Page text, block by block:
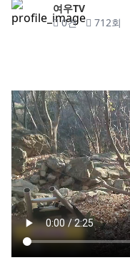
작성자
여우TV
댓글
0건 조회712회